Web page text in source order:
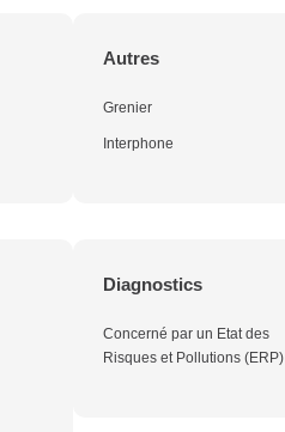
Autres
Grenier
Interphone
Diagnostics
Concerné par un Etat des
Risques et Pollutions (ERP)